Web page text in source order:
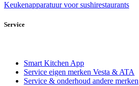
Keukenapparatuur voor sushirestaurants
Service
Smart Kitchen App
Service eigen merken Vesta & ATA
Service & onderhoud andere merken